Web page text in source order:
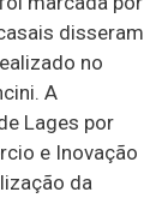
disseram
no
A
Lages por
e Inovação
da